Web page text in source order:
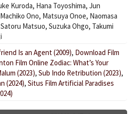
Kuroda, Hana Toyoshima, Jun
Machiko Ono, Matsuya Onoe, Naomasa
Satoru Matsuo, Suzuka Ohgo, Takumi
Is an Agent (2009), Download Film
Film Online Zodiac: What’s Your
(2023), Sub Indo Retribution (2023),
(2024), Situs Film Artificial Paradises